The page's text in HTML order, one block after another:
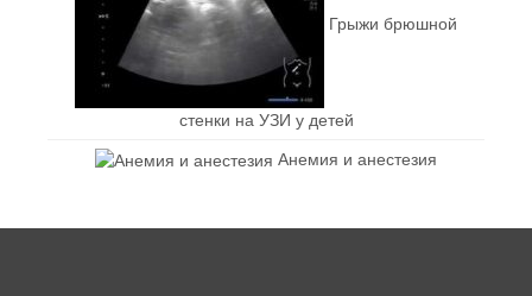
Грыжи брюшной
стенки на УЗИ у детей
Анемия и анестезия